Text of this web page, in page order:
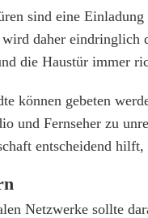
sind eine
daher eindringlich
die Haustür immer
können gebeten
und Fernseher zu
entscheidend hilft,
Netzwerke sollte